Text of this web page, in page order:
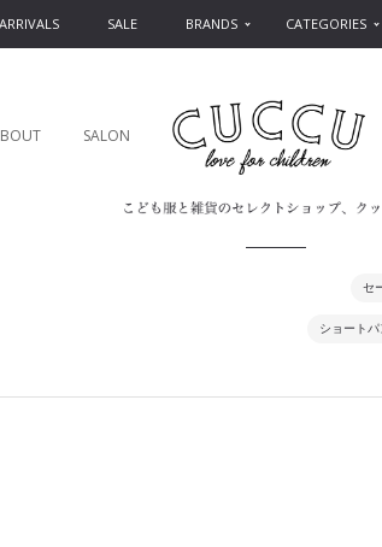
SALE BRANDS CATEGORIES
SALON
セ
ショートパ